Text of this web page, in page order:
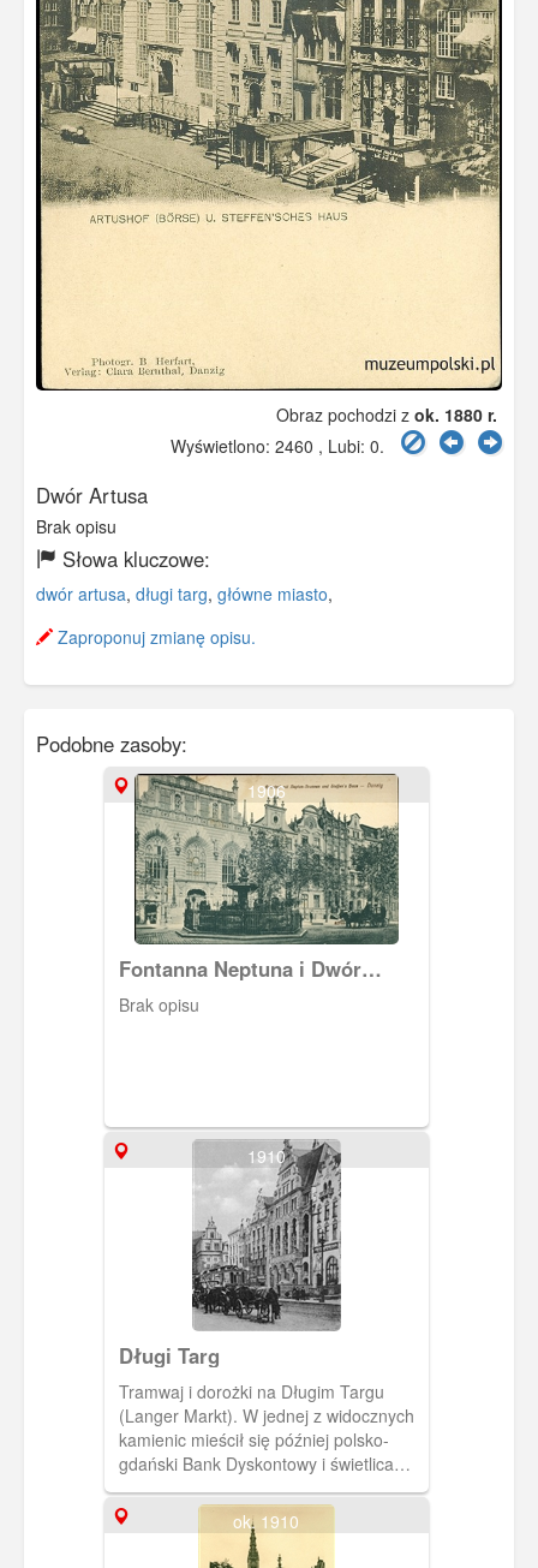
Obraz pochodzi z ok. 1880 r.
Wyświetlono: 2460 , Lubi: 0.
Dwór Artusa
Brak opisu
Słowa kluczowe:
dwór artusa, długi targ, główne miasto,
Zaproponuj zmianę opisu.
Podobne zasoby:
1906
Fontanna Neptuna i Dwór
Artusa
Brak opisu
1910
Długi Targ
Tramwaj i dorożki na Długim Targu
(Langer Markt). W jednej z widocznych
kamienic mieścił się później polsko-
gdański Bank Dyskontowy i świetlica
Związku Polaków. W głębi po lewej
fragment Zielonej Bramy.(Ok. 1910)
[IDX:1337,1143]
ok. 1910